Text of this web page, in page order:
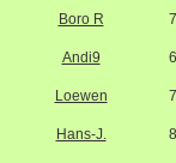
Boro R
Andi9
Loewen
Hans-J.